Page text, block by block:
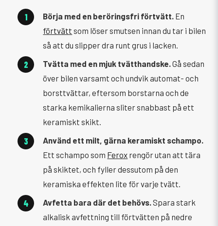
Börja med en beröringsfri förtvätt. En
förtvätt som löser smutsen innan du tar i bilen
så att du slipper dra runt grus i lacken.
Tvätta med en mjuk tvätthandske.Gå sedan
över bilen varsamt och undvik automat- och
borsttvättar, eftersom borstarna och de
starka kemikalierna sliter snabbast på ett
keramiskt skikt.
Använd ett milt, gärna keramiskt schampo.
Ett schampo som Ferox rengör utan att tära
på skiktet, och fyller dessutom på den
keramiska effekten lite för varje tvätt.
Avfetta bara där det behövs.Spara stark
alkalisk avfettning till förtvätten på nedre